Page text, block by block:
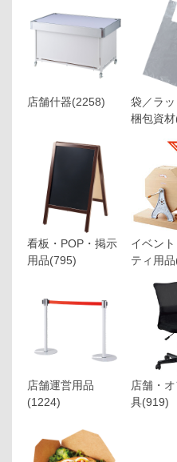
店舗什器(2258)
袋／ラ
梱包資材
看板・POP・掲示
用品(795)
イベン
ティ用品
店舗運営用品
(1224)
店舗・
具(919)